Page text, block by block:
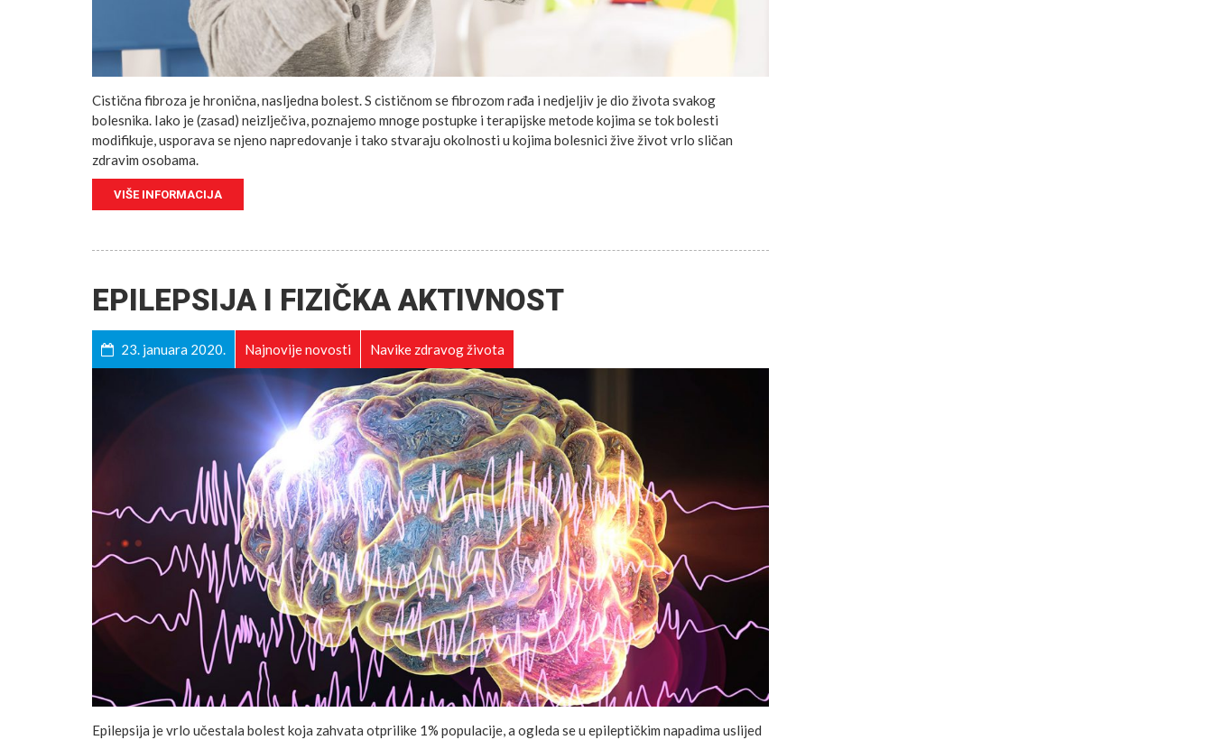
Cistična fibroza je hronična, nasljedna bolest. S cističnom se fibrozom rađa i nedjeljiv je dio života svakog
bolesnika. Iako je (zasad) neizlječiva, poznajemo mnoge postupke i terapijske metode kojima se tok bolesti
modifikuje, usporava se njeno napredovanje i tako stvaraju okolnosti u kojima bolesnici žive život vrlo sličan
zdravim osobama.
VIŠE INFORMACIJA
EPILEPSIJA I FIZIČKA AKTIVNOST
23. januara 2020. Najnovije novosti Navike zdravog života
Epilepsija je vrlo učestala bolest koja zahvata otprilike 1% populacije, a ogleda se u epileptičkim napadima uslijed